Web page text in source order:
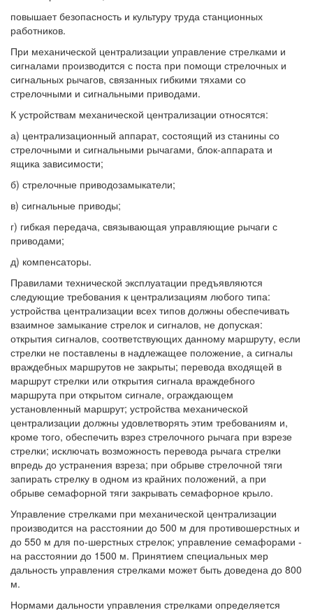
повышает безопасность и культуру труда станционных
работников.
При механической централизации управление стрелками и
сигналами производится с поста при помощи стрелочных и
сигнальных рычагов, связанных гибкими тяхами со
стрелочными и сигнальными приводами.
К устройствам механической централизации относятся:
а) централизационный аппарат, состоящий из станины со
стрелочными и сигнальными рычагами, блок-аппарата и
ящика зависимости;
б) стрелочные приводозамыкатели;
в) сигнальные приводы;
г) гибкая передача, связывающая управляющие рычаги с
приводами;
д) компенсаторы.
Правилами технической эксплуатации предъявляются
следующие требования к централизациям любого типа:
устройства централизации всех типов должны обеспечивать
взаимное замыкание стрелок и сигналов, не допуская:
открытия сигналов, соответствующих данному маршруту, если
стрелки не поставлены в надлежащее положение, а сигналы
враждебных маршрутов не закрыты; перевода входящей в
маршрут стрелки или открытия сигнала враждебного
маршрута при открытом сигнале, ограждающем
установленный маршрут; устройства механической
централизации должны удовлетворять этим требованиям и,
кроме того, обеспечить взрез стрелочного рычага при взрезе
стрелки; исключать возможность перевода рычага стрелки
впредь до устранения взреза; при обрыве стрелочной тяги
запирать стрелку в одном из крайних положений, а при
обрыве семафорной тяги закрывать семафорное крыло.
Управление стрелками при механической централизации
производится на расстоянии до 500 м для противошерстных и
до 550 м для по-шерстных стрелок; управление семафорами -
на расстоянии до 1500 м. Принятием специальных мер
дальность управления стрелками может быть доведена до 800
м.
Нормами дальности управления стрелками определяется